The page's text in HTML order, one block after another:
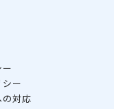
ー
対応